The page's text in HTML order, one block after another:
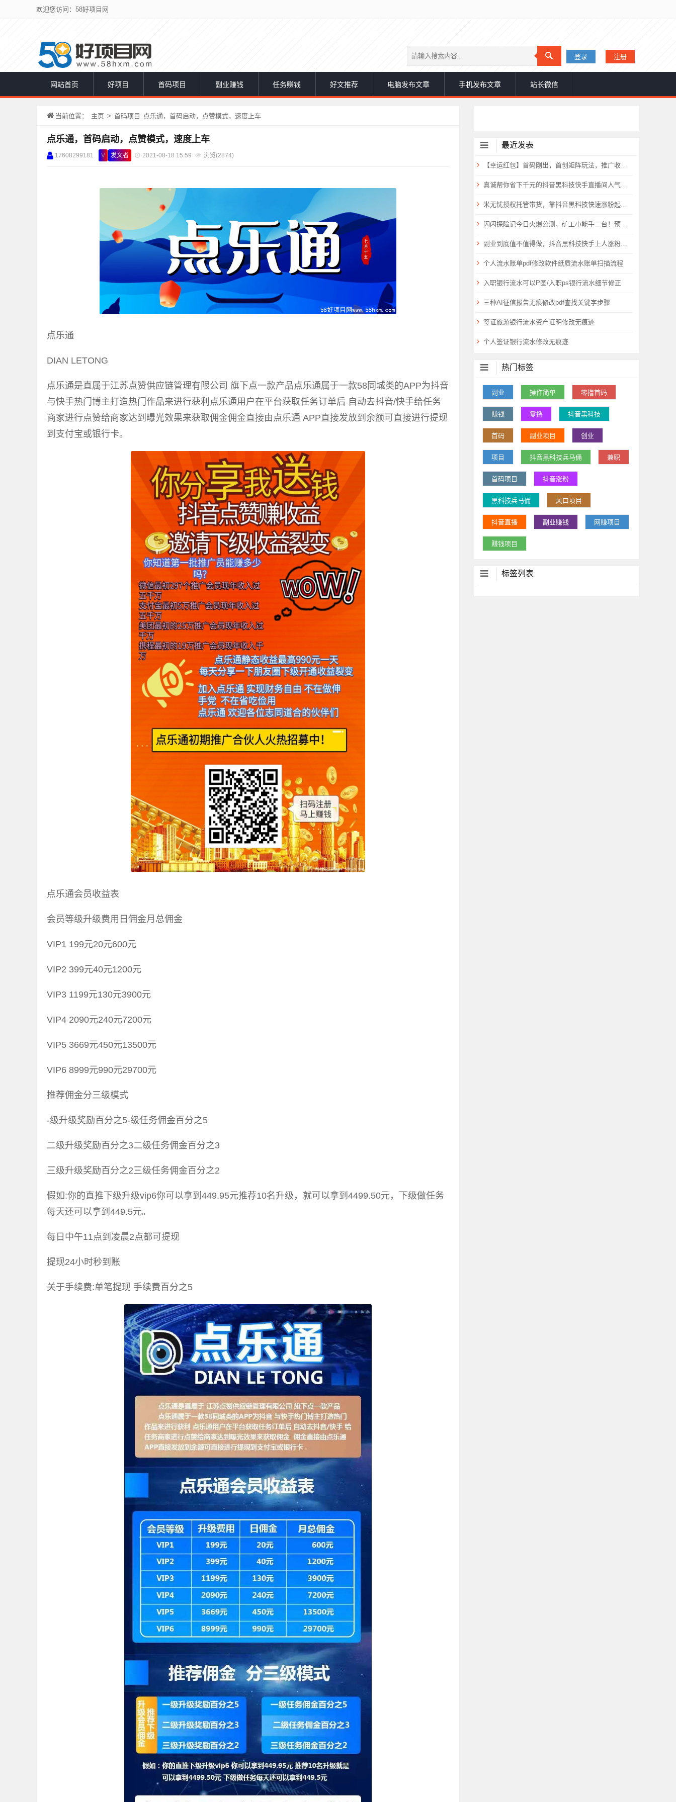
欢迎您访问：58好项目网
登录 注册
网站首页 好项目 首码项目 副业赚钱 任务赚钱 好文推荐 电脑发布文章 手机发布文章 站长微信
当前位置： 主页 > 首码项目 点乐通，首码启动，点赞模式，速度上车
点乐通，首码启动，点赞模式，速度上车
17608299181 V 发文者 2021-08-18 15:59 浏览(2874)
点乐通
DIAN LETONG
点乐通是直属于江苏点赞供应链管理有限公司 旗下点一款产品点乐通属于一款58同城类的APP为抖音
与快手热门博主打造热门作品来进行获利点乐通用户在平台获取任务订单后 自动去抖音/快手给任务
商家进行点赞给商家达到曝光效果来获取佣金佣金直接由点乐通 APP直接发放到余额可直接进行提现
到支付宝或银行卡。
点乐通会员收益表
会员等级升级费用日佣金月总佣金
VIP1 199元20元600元
VIP2 399元40元1200元
VIP3 1199元130元3900元
VIP4 2090元240元7200元
VIP5 3669元450元13500元
VIP6 8999元990元29700元
推荐佣金分三级模式
-级升级奖励百分之5-级任务佣金百分之5
二级升级奖励百分之3二级任务佣金百分之3
三级升级奖励百分之2三级任务佣金百分之2
假如:你的直推下级升级vip6你可以拿到449.95元推荐10名升级，就可以拿到4499.50元，下级做任务
每天还可以拿到449.5元。
每日中午11点到凌晨2点都可提现
提现24小时秒到账
关于手续费:单笔提现 手续费百分之5
最近发表
【幸运红包】首码刚出，首创矩阵玩法，推广收益超高！
真诚帮你省下千元的抖音黑科技快手直播间人气涨粉点赞云端商城免费送
米无忧授权托管带货，靠抖音黑科技快速涨粉起号，零基础日入1000+！
闪闪探险记今日火爆公测，矿工小能手二台！预计要火爆全网
副业到底值不值得做，抖音黑科技快手上人涨粉云端商城真能逆袭赚钱
个人流水账单pdf修改软件纸质流水账单扫描流程
入职银行流水可以P图/入职ps银行流水细节修正
三种AI征信报告无痕修改pdf查找关键字步骤
签证旅游银行流水资产证明修改无痕迹
个人签证银行流水修改无痕迹
热门标签
副业 操作简单 零撸首码
赚钱 零撸 抖音黑科技
首码 副业项目 创业
项目 抖音黑科技兵马俑 兼职
首码项目 抖音涨粉
黑科技兵马俑 风口项目
抖音直播 副业赚钱 网赚项目
赚钱项目
标签列表